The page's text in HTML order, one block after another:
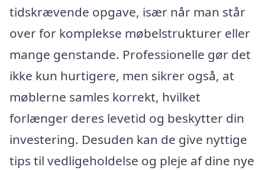
tidskrævende opgave, især når man står
over for komplekse møbelstrukturer eller
mange genstande. Professionelle gør det
ikke kun hurtigere, men sikrer også, at
møblerne samles korrekt, hvilket
forlænger deres levetid og beskytter din
investering. Desuden kan de give nyttige
tips til vedligeholdelse og pleje af dine nye